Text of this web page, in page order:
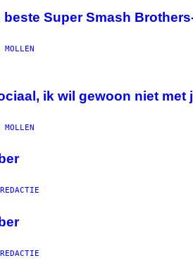
beste Super Smash
MOLLEN
ik wil gewoon niet met
MOLLEN